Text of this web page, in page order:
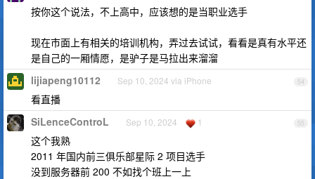
按你这个说法，不上高中，应该想的是当职业选手
现在市面上有相关的培训机构，弄过去试试，看看是真有水平还
是自己的一厢情愿，是驴子是马拉出来溜溜
54
lijiapeng10112 Sep 10, 2024 via iPhone
看直播
55
SiLenceControL Sep 10, 2024 1
这个我熟
2011 年国内前三俱乐部星际 2 项目选手
没到服务器前 200 不如找个班上一上